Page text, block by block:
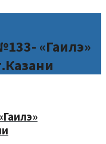
«Гаилэ»